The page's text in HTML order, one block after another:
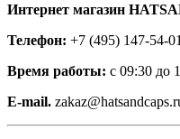
Интернет магазин
Телефон: +7 (495) 147-54-01
Время работы: с 09:30 до
E-mail.